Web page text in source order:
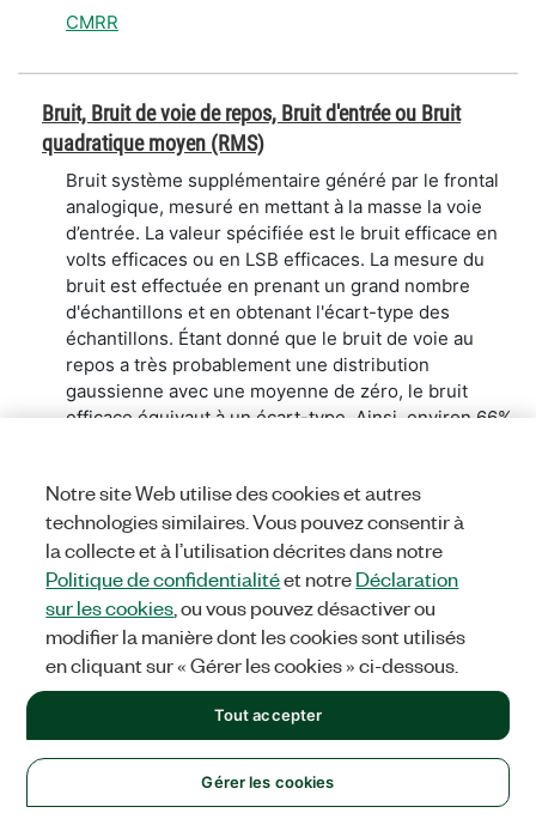
CMRR
Bruit, Bruit de voie de repos, Bruit d'entrée ou Bruit
quadratique moyen (RMS)
Bruit système supplémentaire généré par le frontal
analogique, mesuré en mettant à la masse la voie
d’entrée. La valeur spécifiée est le bruit efficace en
volts efficaces ou en LSB efficaces. La mesure du
bruit est effectuée en prenant un grand nombre
d'échantillons et en obtenant l'écart-type des
échantillons. Étant donné que le bruit de voie au
repos a très probablement une distribution
gaussienne avec une moyenne de zéro, le bruit
efficace équivaut à un écart-type. Ainsi, environ 66%
efficace. La spécification du bruit est la résolution
effective du périphérique puisque tout ce qui est
inférieur à la valeur du bruit ne peut pas être perçu.
Exemple
NI 9223 spécifie un bruit efficace de 0,75 LSB. Le NI
9223 a une gamme d'entrée de ±10 V avec 16 bits de
μV et la valeur de bruit est alors 0,75 x 305 μV, soit
229 μVeff.
Notre site Web utilise des cookies et autres
technologies similaires. Vous pouvez consentir à
la collecte et à l’utilisation décrites dans notre
Politique de confidentialitéet notreDéclaration
sur les cookies , ou vous pouvez désactiver ou
modifier la manière dont les cookies sont utilisés
en cliquant sur « Gérer les cookies » ci-dessous.
Gérer les cookies
Tout accepter